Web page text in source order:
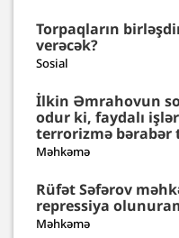
Torpaqların
verəcək?
Sosial
İlkin Əmrahovun
odur ki, faydalı
terrorizmə
Məhkəmə
Rüfət Səfərov
repressiya
Məhkəmə